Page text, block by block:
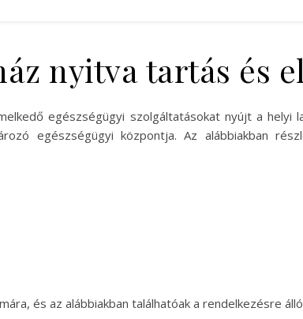
nyitva tartás és
egészségügyi szolgáltatásokat nyújt a helyi
egészségügyi központja. Az alábbiakban
és az alábbiakban találhatóak a rendelkezésre